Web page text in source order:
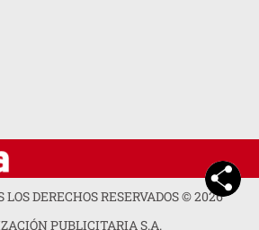
DERECHOS RESERVADOS ©2026
PUBLICITARIA S.A.